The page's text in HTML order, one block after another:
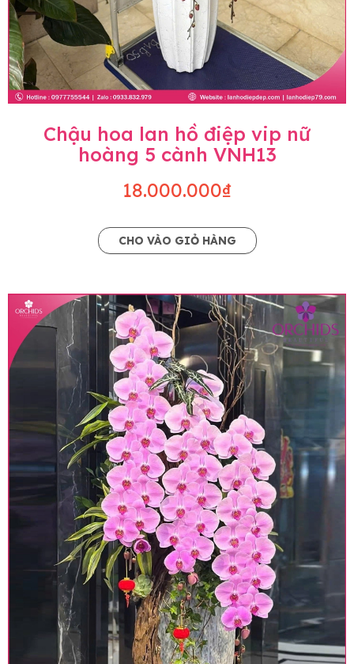
Chậu hoa lan hồ điệp vip nữ
hoàng 5 cành VNH13
18.000.000₫
CHO VÀO GIỎ HÀNG